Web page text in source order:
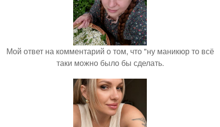
Мой ответ на комментарий о том, что "ну маникюр то всё
таки можно было бы сделать.